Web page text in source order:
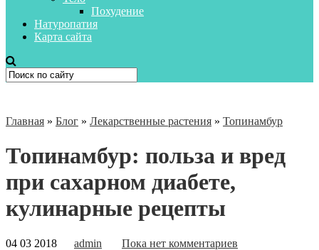
Похудение
Натуропатия
Карта сайта
Главная » Блог » Лекарственные растения » Топинамбур
Топинамбур: польза и вред
при сахарном диабете,
кулинарные рецепты
04 03 2018 admin
Пока нет комментариев